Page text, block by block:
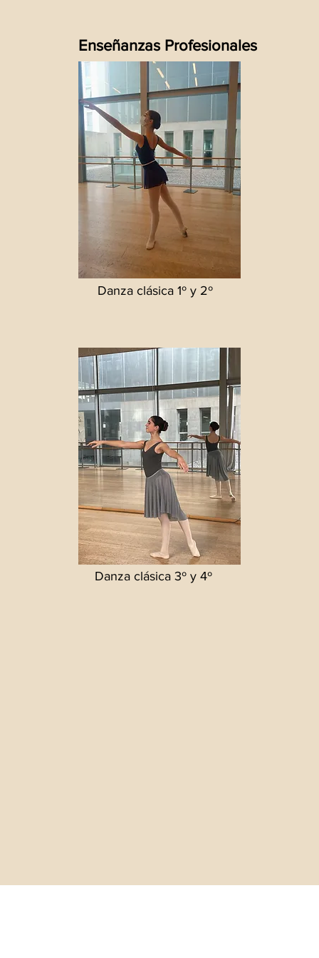
Enseñanzas Profesionales
Danza clásica 1º y 2º
Danza clásica 3º y 4º